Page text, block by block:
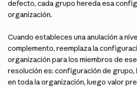
defecto, cada grupo hereda esa
organización.
Cuando estableces una anulación a
complemento, reemplaza la
organización para los miembros de
resolución es: configuración de
en toda la organización, luego valor